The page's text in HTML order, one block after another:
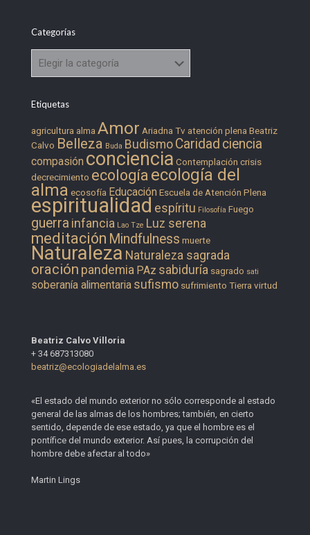
Categorías
Etiquetas
agricultura alma Amor Ariadna Tv atención plena Beatriz
Calvo Belleza Buda Budismo Caridad ciencia
compasión conciencia Contemplación crisis
decrecimiento ecología ecología del
alma ecosofía Educación Escuela de Atención Plena
espiritualidad espíritu Filosofía Fuego
guerra infancia Lao Tze Luz serena
meditación Mindfulness muerte
Naturaleza Naturaleza sagrada
oración pandemia PAz sabiduría sagrado sati
soberanía alimentaria sufismo sufrimiento Tierra virtud
Beatriz Calvo Villoria
+ 34 687313080
beatriz@ecologiadelalma.es
«El estado del mundo exterior no sólo corresponde al estado
general de las almas de los hombres; también, en cierto
sentido, depende de ese estado, ya que el hombre es el
pontífice del mundo exterior. Así pues, la corrupción del
hombre debe afectar al todo»
Martin Lings